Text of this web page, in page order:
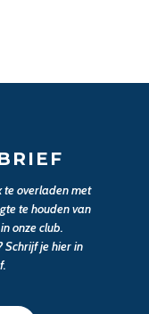
te overladen met
te houden van
onze club.
Schrijf je hier in